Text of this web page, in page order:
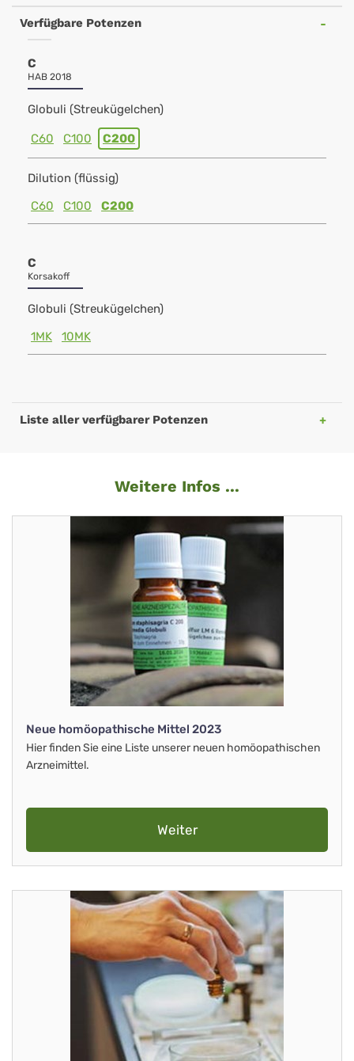
Verfügbare Potenzen
C
HAB 2018
Globuli (Streukügelchen)
C60 C100 C200
Dilution (flüssig)
C60
C100 C200
C
Korsakoff
Globuli (Streukügelchen)
1MK
10MK
Liste aller verfügbarer Potenzen
Weitere Infos ...
Neue homöopathische Mittel 2023
Hier finden Sie eine Liste unserer neuen homöopathischen
Arzneimittel.
Weiter